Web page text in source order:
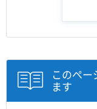
このペ
ます